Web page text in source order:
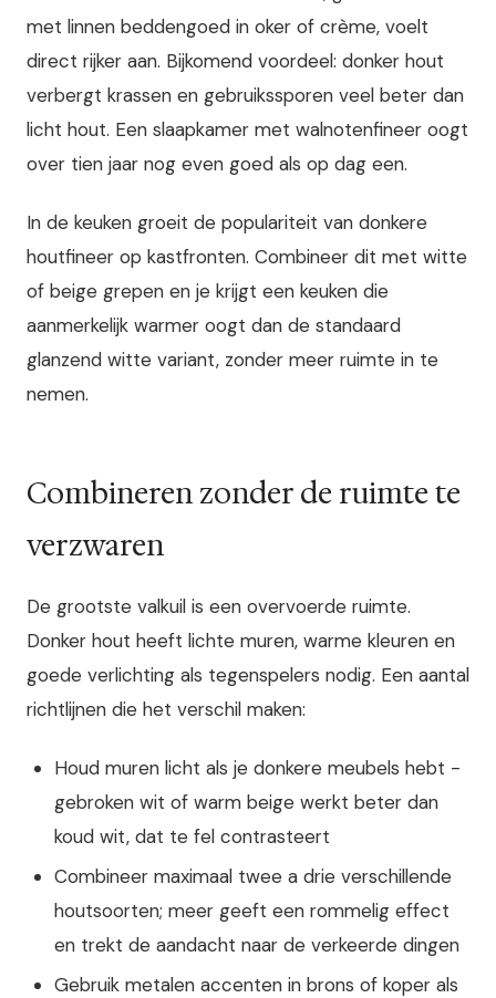
met linnen beddengoed in oker of crème, voelt
direct rijker aan. Bijkomend voordeel: donker hout
verbergt krassen en gebruikssporen veel beter dan
licht hout. Een slaapkamer met walnotenfineer oogt
over tien jaar nog even goed als op dag een.
In de keuken groeit de populariteit van donkere
houtfineer op kastfronten. Combineer dit met witte
of beige grepen en je krijgt een keuken die
aanmerkelijk warmer oogt dan de standaard
glanzend witte variant, zonder meer ruimte in te
nemen.
Combineren zonder de ruimte te
verzwaren
De grootste valkuil is een overvoerde ruimte.
Donker hout heeft lichte muren, warme kleuren en
goede verlichting als tegenspelers nodig. Een aantal
richtlijnen die het verschil maken:
Houd muren licht als je donkere meubels hebt -
gebroken wit of warm beige werkt beter dan
koud wit, dat te fel contrasteert
Combineer maximaal twee a drie verschillende
houtsoorten; meer geeft een rommelig effect
en trekt de aandacht naar de verkeerde dingen
Gebruik metalen accenten in brons of koper als